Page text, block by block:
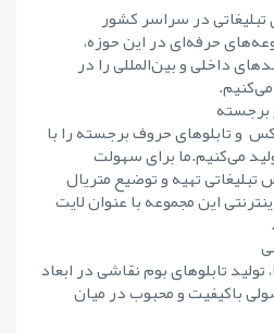
در سراسر کشور
حرفه‌ای در این حوزه،
داخلی و بین‌المللی را در
برجسته
و تابلوهای حروف برجسته را با
می‌کنیم.ما برای سهولت
تبلیغاتی تهیه و توضیع متریال
این مجموعه با عنوان لایت
تابلوهای بوم نقاشی در ابعاد
باکیفیت و محبوب در میان